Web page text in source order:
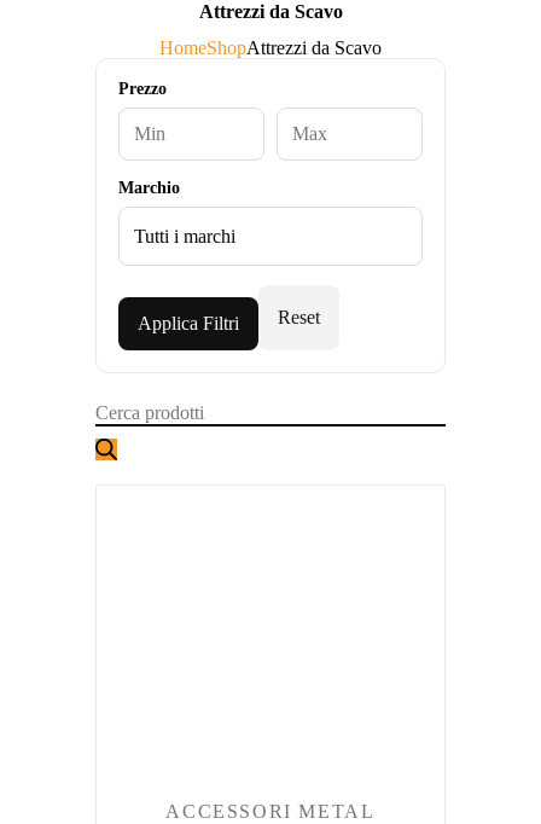
Attrezzi da Scavo
HomeShopAttrezzi da Scavo
Prezzo
Marchio
Applica Filtri Reset
Products
search
ACCESSORI METAL